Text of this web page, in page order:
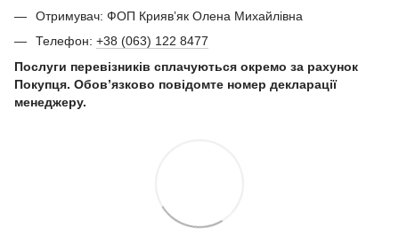
Отримувач: ФОП Криявʼяк Олена Михайлівна
Телефон: +38 (063) 122 8477
Послуги перевізників сплачуються окремо за рахунок
Покупця. Обов’язково повідомте номер декларації
менеджеру.